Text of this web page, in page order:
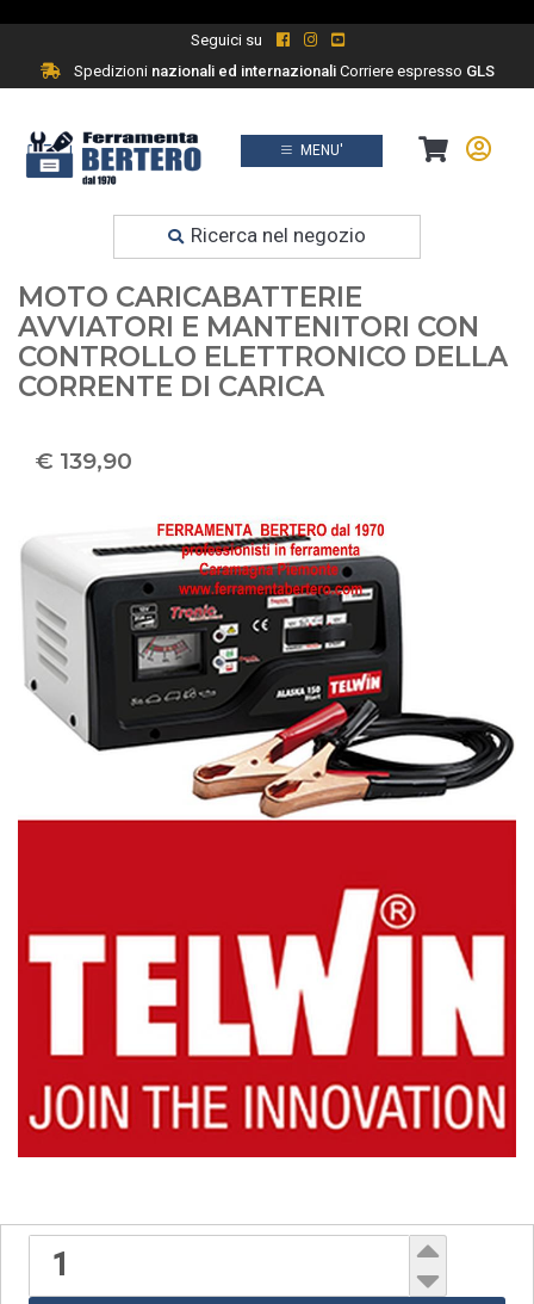
Seguici su
Spedizioninazionali ed internazionaliCorriere espresso GLS
MENU'
Ricerca nel negozio
Prodotti
TELWIN ALASKA 150 START AUTO
MOTO CARICABATTERIE
AVVIATORI E MANTENITORI CON
CONTROLLO ELETTRONICO DELLA
CORRENTE DI CARICA
€ 139,90